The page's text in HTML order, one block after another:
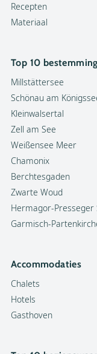
Recepten
Materiaal
Top 10
Millstättersee
Schönau am
Kleinwalsertal
Zell am See
Weißensee Meer
Chamonix
Berchtesgaden
Zwarte Woud
Hermagor-Presseger
Garmisch-
Accommodaties
Chalets
Hotels
Gasthoven